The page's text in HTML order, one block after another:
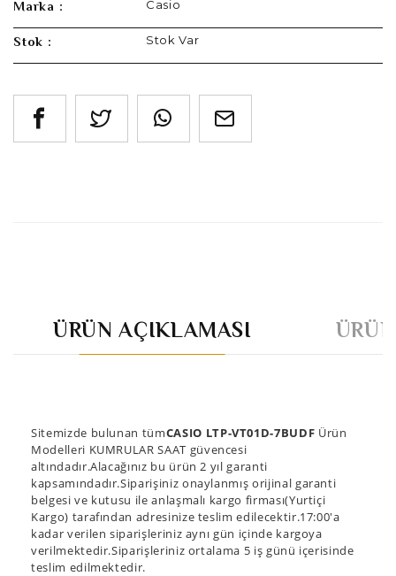
Marka : Casio
Stok : Stok Var
ÜRÜN AÇIKLAMASI
Sitemizde bulunan tümCASIO LTP-VT01D-7BUDF Ürün
Modelleri KUMRULAR SAAT güvencesi
altındadır.Alacağınız bu ürün 2 yıl garanti
kapsamındadır.Siparişiniz onaylanmış orijinal garanti
belgesi ve kutusu ile anlaşmalı kargo firması(Yurtiçi
Kargo) tarafından adresinize teslim edilecektir.17:00'a
kadar verilen siparişleriniz aynı gün içinde kargoya
verilmektedir.Siparişleriniz ortalama 5 iş günü içerisinde
teslim edilmektedir.